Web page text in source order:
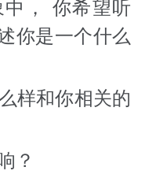
， 你希望听
你是一个什么
样和你相关的
？